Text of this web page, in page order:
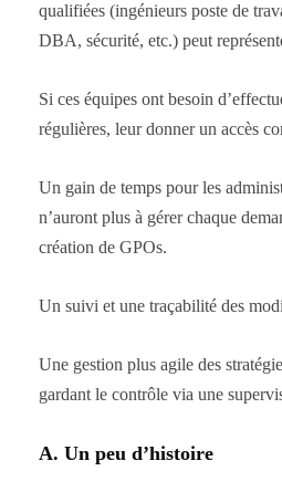
qualifiées (ingénieurs poste de
DBA, sécurité, etc.) peut
Si ces équipes ont besoin
régulières, leur donner un accès
Un gain de temps pour les
n’auront plus à gérer chaque
création de GPOs.
Un suivi et une traçabilité des
Une gestion plus agile des
gardant le contrôle via une
A. Un peu d’histoire